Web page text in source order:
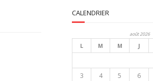
CALENDRIER
août 2026
L M M J
3
4 5 6